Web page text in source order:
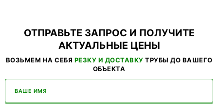
ОТПРАВЬТЕ ЗАПРОС И ПОЛУЧИТЕ
АКТУАЛЬНЫЕ ЦЕНЫ
ВОЗЬМЕМ НА СЕБЯ РЕЗКУ И ДОСТАВКУ ТРУБЫ ДО ВАШЕГО
ОБЪЕКТА
ВАШЕ ИМЯ